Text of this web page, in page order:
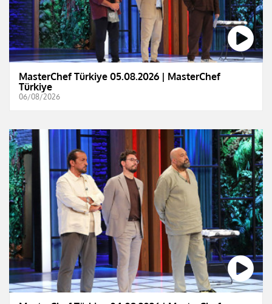
MasterChef Türkiye 05.08.2026 | MasterChef
Türkiye
06/08/2026